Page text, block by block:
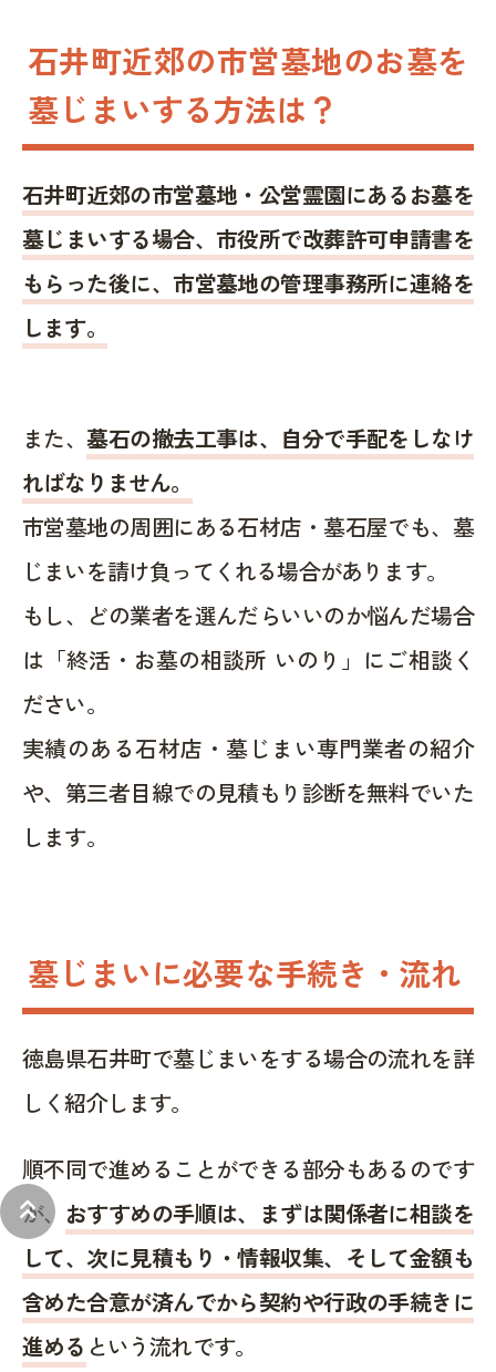
keyboard_double_arrow_up
石井町近郊の市営墓地のお墓を
墓じまいする方法は？
石井町近郊の市営墓地・公営霊園にあるお墓を
墓じまいする場合、市役所で改葬許可申請書を
もらった後に、市営墓地の管理事務所に連絡を
します。
また、墓石の撤去工事は、自分で手配をしなけ
ればなりません。
市営墓地の周囲にある石材店・墓石屋でも、墓
じまいを請け負ってくれる場合があります。
もし、どの業者を選んだらいいのか悩んだ場合
は「終活・お墓の相談所 いのり」にご相談く
ださい。
実績のある石材店・墓じまい専門業者の紹介
や、第三者目線での見積もり診断を無料でいた
します。
墓じまいに必要な手続き・流れ
徳島県石井町で墓じまいをする場合の流れを詳
しく紹介します。
順不同で進めることができる部分もあるのです
が、 おすすめの手順は、まずは関係者に相談を
して、次に見積もり・情報収集、そして金額も
含めた合意が済んでから契約や行政の手続きに
進める という流れです。